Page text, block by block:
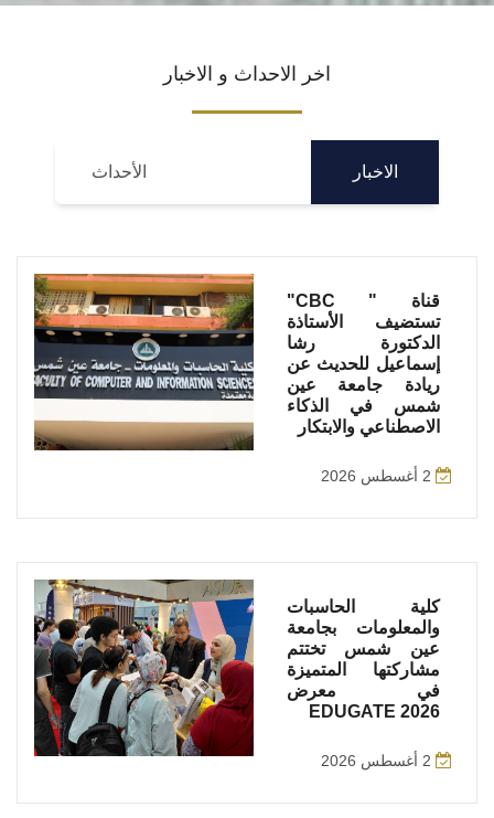
اخر الاحداث و الاخبار
الاخبار الأحداث
قناة " CBC"
تستضيف الأستاذة
الدكتورة رشا
إسماعيل للحديث عن
ريادة جامعة عين
شمس في الذكاء
الاصطناعي والابتكار
2 أغسطس 2026
كلية الحاسبات
والمعلومات بجامعة
عين شمس تختتم
مشاركتها المتميزة
في معرض
EDUGATE 2026
2 أغسطس 2026